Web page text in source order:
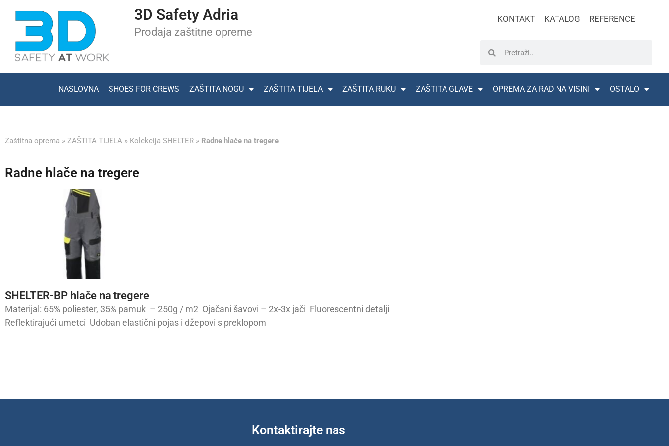
3D Safety Adria
Prodaja zaštitne opreme
KONTAKT KATALOG REFERENCE
NASLOVNA SHOES FOR CREWS ZAŠTITA NOGU ZAŠTITA TIJELA ZAŠTITA RUKU ZAŠTITA GLAVE OPREMA ZA RAD NA VISINI OSTALO
Zaštitna oprema » ZAŠTITA TIJELA » Kolekcija SHELTER » Radne hlače na tregere
Radne hlače na tregere
SHELTER-BP hlače na tregere
Materijal: 65% poliester, 35% pamuk – 250g / m2 Ojačani šavovi – 2x-3x jači Fluorescentni detalji
Reflektirajući umetci Udoban elastični pojas i džepovi s preklopom
Kontaktirajte nas